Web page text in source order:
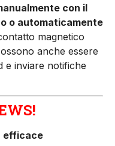
con il
o automati­camente
magnetico
anche essere
e inviare notifiche
efficace